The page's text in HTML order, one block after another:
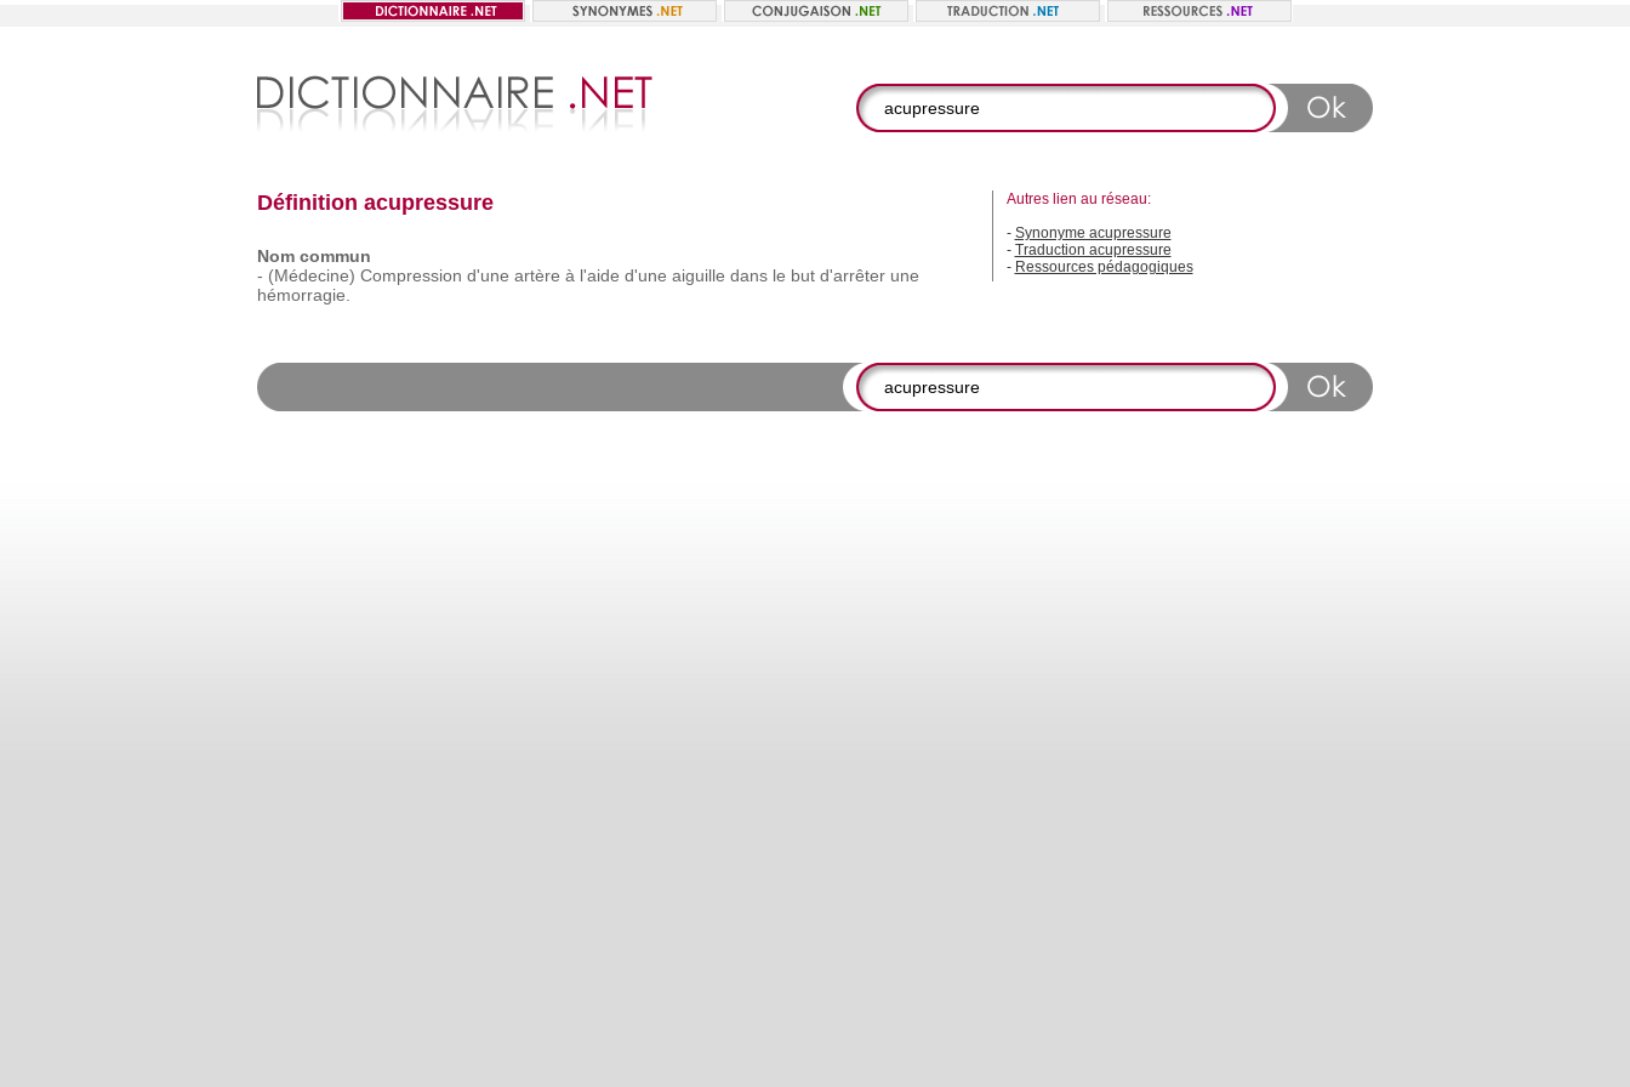
Définition acupressure
Nom commun
- (Médecine) Compression d'une artère à l'aide d'une aiguille dans le but d'arrêter une
hémorragie.
Autres lien au réseau:
- Synonyme acupressure
- Traduction acupressure
- Ressources pédagogiques